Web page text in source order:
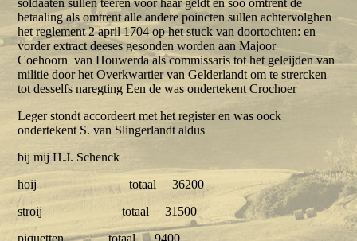
soldaaten sullen teeren voor haar geldt en soo omtrent de
betaaling als omtrent alle andere poincten sullen achtervolghen
het reglement 2 april 1704 op het stuck van doortochten: en
vorder extract deeses gesonden worden aan Majoor
Coehoorn van Houwerda als commissaris tot het geleijden van
militie door het Overkwartier van Gelderlandt om te strercken
tot desselfs naregting Een de was ondertekent Crochoer
Leger stondt accordeert met het register en was oock
ondertekent S. van Slingerlandt aldus
bij mij H.J. Schenck
hoij totaal 36200
stroij totaal 31500
piquetten totaal 9400